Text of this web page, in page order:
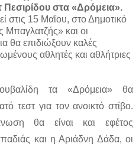
Πεσιρίδου στα «Δρόμεια».
στις 15 Μαΐου, στο Δημοτικό
Μπαγλατζής» και οι
θα επιδιώξουν καλές
αθλητές και αθλήτριες
τα «Δρόμεια» θα
τεστ για τον ανοικτό στίβο.
θα είναι και εφέτος
και η Αριάδνη Δάδα, οι